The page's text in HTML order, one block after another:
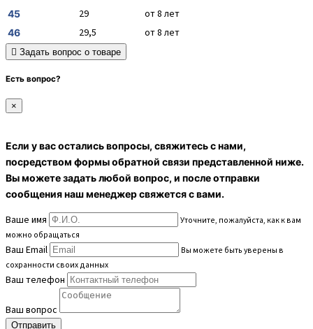
45 29 от 8 лет
46 29,5 от 8 лет
Задать вопрос о товаре
Есть вопрос?
×
Если у вас остались вопросы, свяжитесь с нами,
посредством формы обратной связи представленной ниже.
Вы можете задать любой вопрос, и после отправки
сообщения наш менеджер свяжется с вами.
Ваше имя
Уточните, пожалуйста, как к вам
можно обращаться
Ваш Email
Вы можете быть уверены в
сохранности своих данных
Ваш телефон
Ваш вопрос